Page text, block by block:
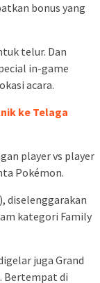
bonus yang
telur. Dan
in-game
acara.
ke Telaga
player vs player
Pokémon.
diselenggarakan
kategori Family
juga Grand
Bertempat di